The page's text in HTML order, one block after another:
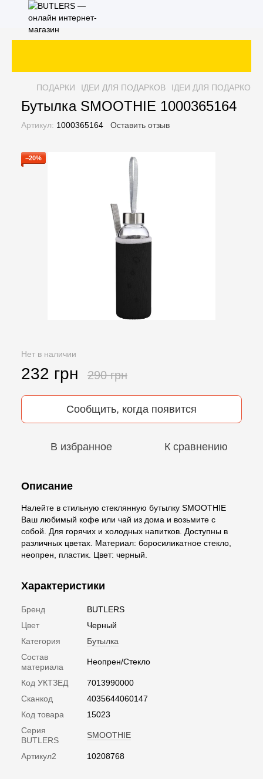
ПОДАРКИ ІДЕИ ДЛЯ ПОДАРКОВ ІДЕИ ДЛЯ ПОДАРКОВ
Бутылка SMOOTHIE 1000365164
Артикул: 1000365164 Оставить отзыв
−20%
Нет в наличии
232 грн 290 грн
Сообщить, когда появится
В избранное К сравнению
Описание
Налейте в стильную стеклянную бутылку SMOOTHIE
Ваш любимый кофе или чай из дома и возьмите с
собой. Для горячих и холодных напитков. Доступны в
различных цветах. Материал: боросиликатное стекло,
неопрен, пластик. Цвет: черный.
Характеристики
Бренд
BUTLERS
Цвет
Черный
Категория
Бутылка
Состав
материала
Неопрен/Стекло
Код УКТЗЕД
7013990000
Сканкод
4035644060147
Код товара
15023
Серия
BUTLERS
SMOOTHIE
Артикул2 10208768